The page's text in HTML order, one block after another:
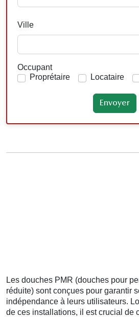
Ville
Occupant
Proprétaire
Locataire
Les douches PMR (douches pour
réduite) sont conçues pour garantir
indépendance à leurs utilisateurs.
de ces installations, il est crucial de